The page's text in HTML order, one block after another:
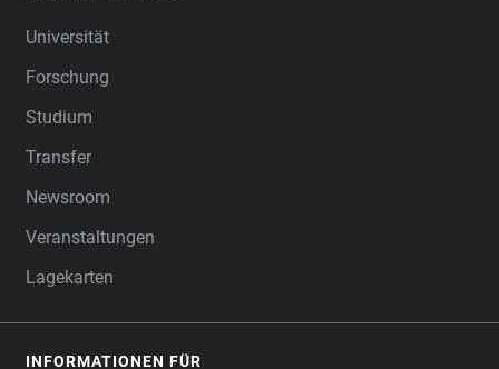
Universität
Forschung
Studium
Transfer
Newsroom
Veranstaltungen
Lagekarten
INFORMATIONEN FÜR